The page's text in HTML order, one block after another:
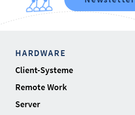
HARDWARE
Client-Systeme
Remote Work
Server